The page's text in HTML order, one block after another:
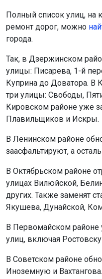
Куприна до Доватора. В
три улицы: Свободы,
Кировском районе уже
Плавильщиков и Искры.
В Ленинском районе
заасфальтируют, а
В Октябрьском районе
улицах Вилюйской,
других. Также заменят
В Первомайском районе
В Советском районе
Иноземную и
В Центральном округе
для ремонта улиц
Ранее сообщалось, чтор
Новосибирске завершат
Мы используем файлы
анализа посещаемости и
аналитики применяются
LiveInternet. Продолжая
соглашаетесь с